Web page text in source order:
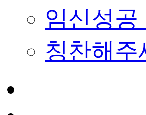
임신성공
칭찬해주